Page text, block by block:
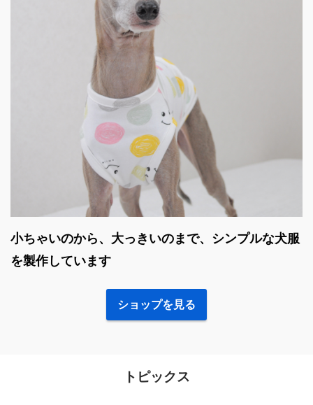
小ちゃいのから、大っきいのまで、シンプルな犬服
を製作しています
ショップを見る
トピックス